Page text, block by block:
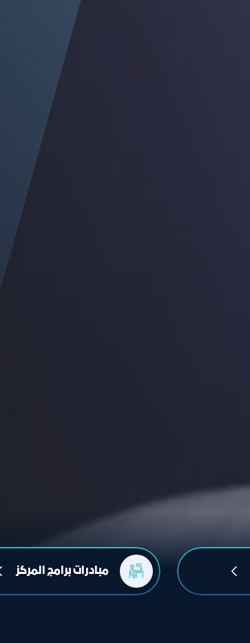
مبادرات برامج المركز